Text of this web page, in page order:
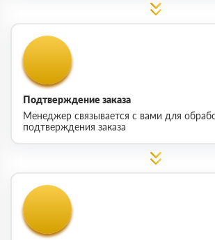
Подтверждение заказа
Менеджер связывается с вами для
подтверждения заказа